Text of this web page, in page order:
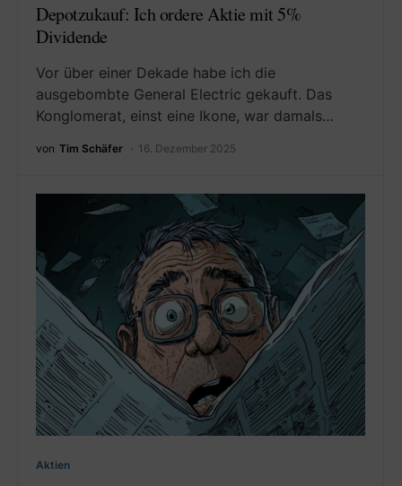
Depotzukauf: Ich ordere Aktie mit 5%
Dividende
Vor über einer Dekade habe ich die
ausgebombte General Electric gekauft. Das
Konglomerat, einst eine Ikone, war damals…
von Tim Schäfer 16. Dezember 2025
Aktien